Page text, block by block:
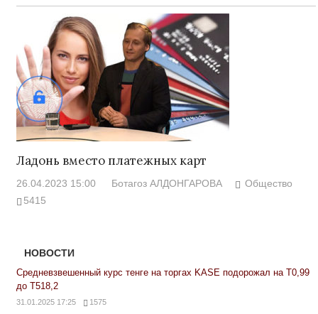
Ладонь вместо платежных карт
26.04.2023 15:00 Ботагоз АЛДОНГАРОВА
Общество
5415
НОВОСТИ
Средневзвешенный курс тенге на торгах KASE подорожал на Т0,99
до Т518,2
31.01.2025 17:25 1575